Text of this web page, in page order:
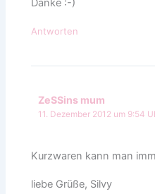
Danke :-)
Antworten
ZeSSins mum
11. Dezember 2012 um 9:54
Kurzwaren kann man
liebe Grüße, Silvy